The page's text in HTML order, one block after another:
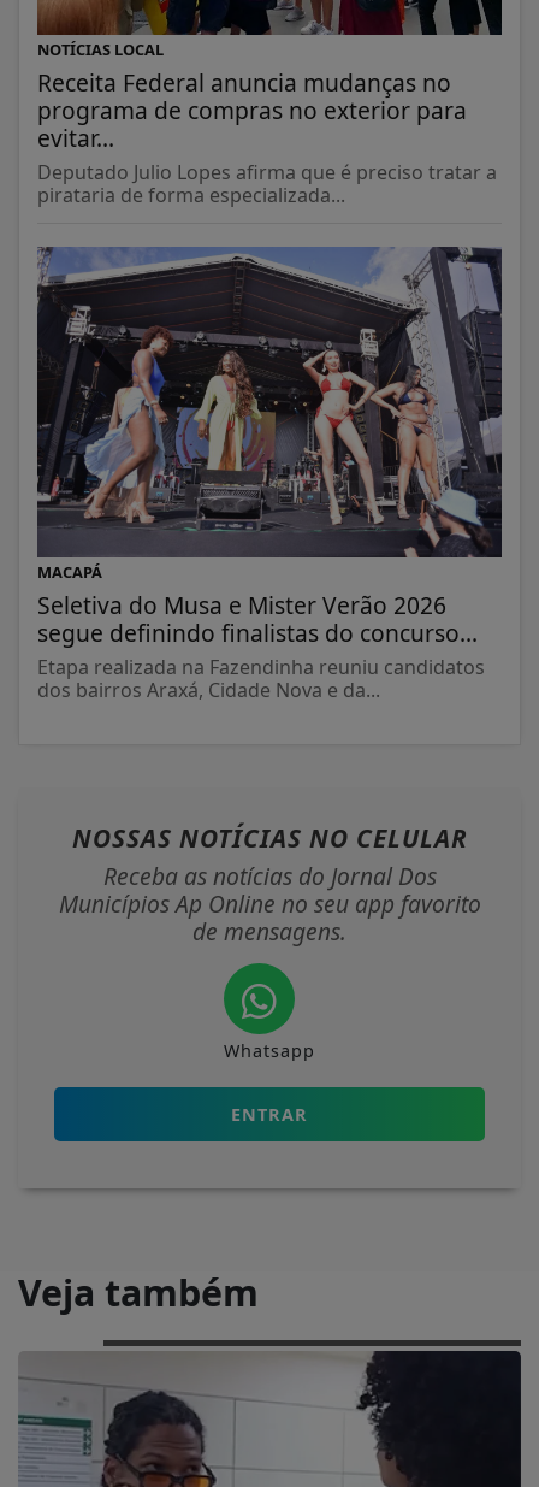
NOTÍCIAS LOCAL
Receita Federal anuncia mudanças no
programa de compras no exterior para
evitar...
Deputado Julio Lopes afirma que é preciso tratar a
pirataria de forma especializada...
MACAPÁ
Seletiva do Musa e Mister Verão 2026
segue definindo finalistas do concurso...
Etapa realizada na Fazendinha reuniu candidatos
dos bairros Araxá, Cidade Nova e da...
NOSSAS NOTÍCIAS NO CELULAR
Receba as notícias do Jornal Dos
Municípios Ap Online no seu app favorito
de mensagens.
Whatsapp
ENTRAR
Veja também